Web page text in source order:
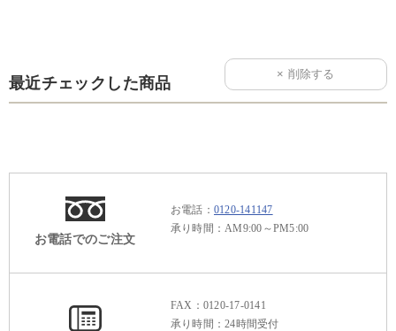
最近チェックした商品
お電話でのご注文
お電話： 0120-141147
承り時間：AM9:00～PM5:00
FAX：0120-17-0141
承り時間：24時間受付